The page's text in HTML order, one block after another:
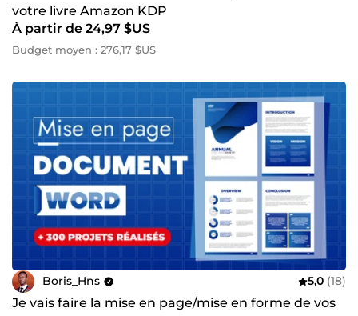
votre livre Amazon KDP
À partir de 24,97 $US
Budget moyen : 276,17 $US
Boris_Hns 5,0 (18)
Je vais faire la mise en page/mise en forme de vos